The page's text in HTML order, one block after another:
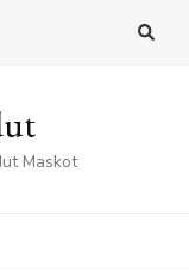
Maskot